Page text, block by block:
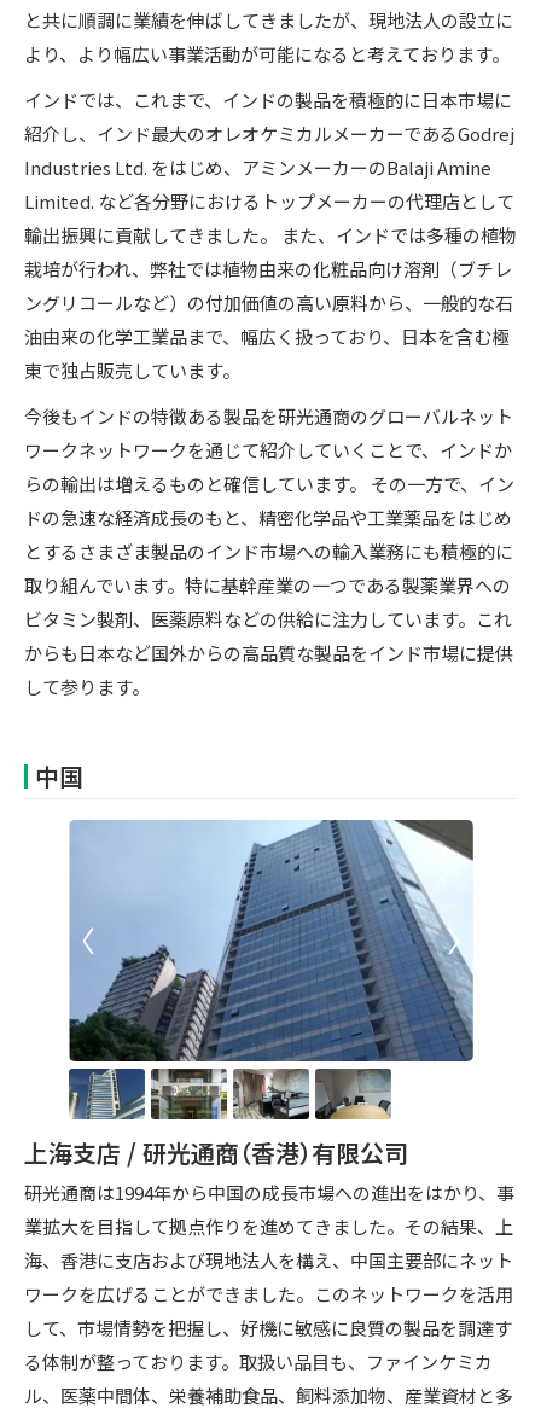
と共に順調に業績を伸ばしてきましたが、現地法人の設立に
より、より幅広い事業活動が可能になると考えております。
インドでは、これまで、インドの製品を積極的に日本市場に
紹介し、インド最大のオレオケミカルメーカーであるGodrej
Industries Ltd. をはじめ、アミンメーカーのBalaji Amine
Limited. など各分野におけるトップメーカーの代理店として
輸出振興に貢献してきました。 また、インドでは多種の植物
栽培が行われ、弊社では植物由来の化粧品向け溶剤（ブチレ
ングリコールなど）の付加価値の高い原料から、一般的な石
油由来の化学工業品まで、幅広く扱っており、日本を含む極
東で独占販売しています。
今後もインドの特徴ある製品を研光通商のグローバルネット
ワークネットワークを通じて紹介していくことで、インドか
らの輸出は増えるものと確信しています。 その一方で、イン
ドの急速な経済成長のもと、精密化学品や工業薬品をはじめ
とするさまざま製品のインド市場への輸入業務にも積極的に
取り組んでいます。特に基幹産業の一つである製薬業界への
ビタミン製剤、医薬原料などの供給に注力しています。これ
からも日本など国外からの高品質な製品をインド市場に提供
して参ります。
中国
上海支店 / 研光通商（香港）有限公司
研光通商は1994年から中国の成長市場への進出をはかり、事
業拡大を目指して拠点作りを進めてきました。その結果、上
海、香港に支店および現地法人を構え、中国主要部にネット
ワークを広げることができました。このネットワークを活用
して、市場情勢を把握し、好機に敏感に良質の製品を調達す
る体制が整っております。取扱い品目も、ファインケミカ
ル、医薬中間体、栄養補助食品、飼料添加物、産業資材と多